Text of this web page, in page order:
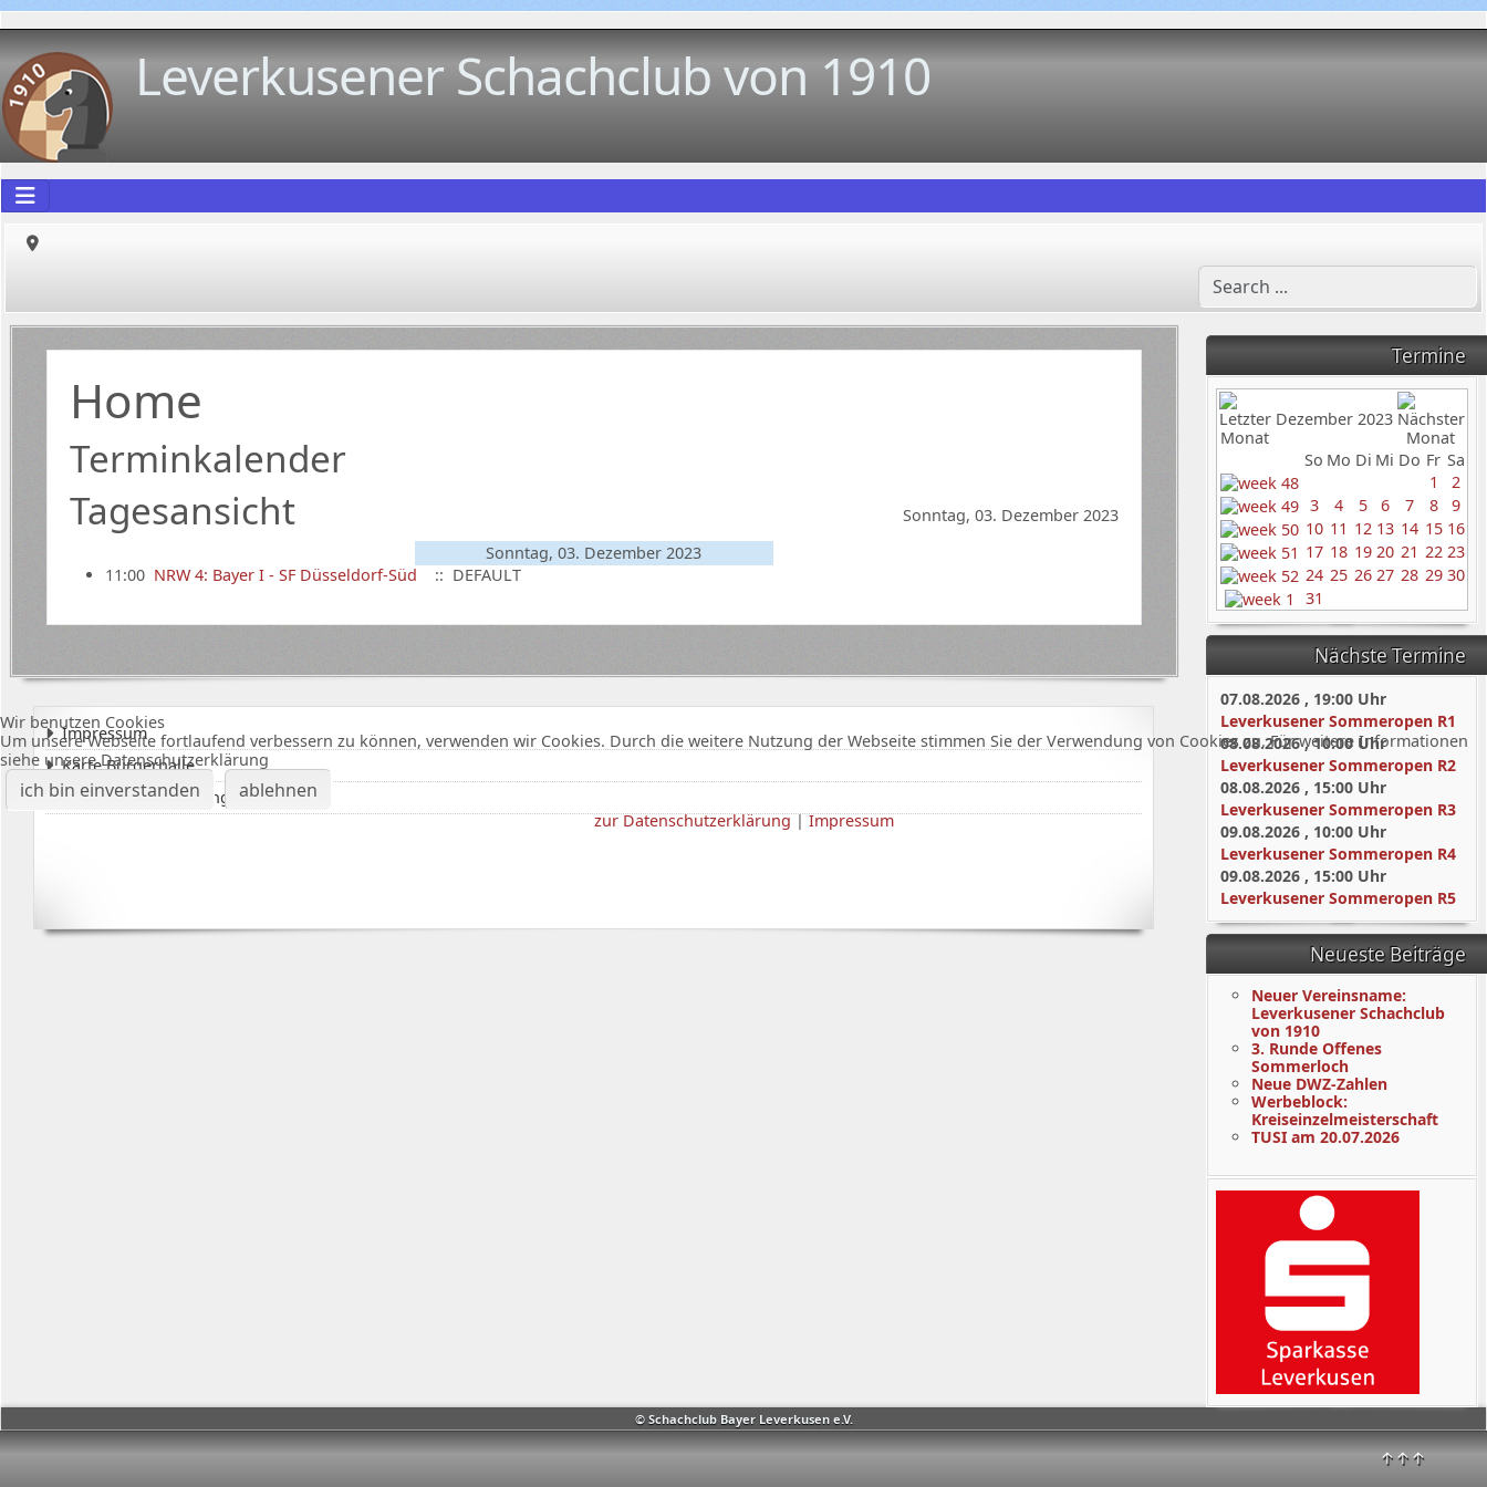
Leverkusener Schachclub von 1910
© Schachclub Bayer Leverkusen e.V.
↑↑↑
Termine
Dezember 2023
So Mo Di Mi Do Fr Sa
1
2
3
4 5 6 7 8
9
10 11 12 13 14 15 16
17 18 19 20 21 22 23
24 25 26 27 28 29 30
31
Nächste Termine
07.08.2026, 19:00Uhr
Leverkusener Sommeropen R1
08.08.2026,10:00Uhr
Leverkusener Sommeropen R2
08.08.2026, 15:00Uhr
Leverkusener Sommeropen R3
09.08.2026, 10:00Uhr
Leverkusener Sommeropen R4
09.08.2026, 15:00Uhr
Leverkusener Sommeropen R5
Neueste Beiträge
Neuer Vereinsname:
Leverkusener Schachclub
von 1910
3. Runde Offenes
Sommerloch
Neue DWZ-Zahlen
Werbeblock:
Kreiseinzelmeisterschaft
TUSI am 20.07.2026
Home
Terminkalender
Tagesansicht
Sonntag, 03. Dezember 2023
Sonntag, 03. Dezember 2023
11:00 NRW 4: Bayer I - SF Düsseldorf-Süd :: DEFAULT
Impressum
Karte Bürgerhalle
Datenschutzerklärung
Wir benutzen Cookies
Um unsere Webseite fortlaufend verbessern zu können, verwenden wir Cookies. Durch die weitere Nutzung der Webseite stimmen Sie der Verwendung von Cookies zu. Für weitere Informationen
siehe unsere Datenschutzerklärung
ich bin einverstanden ablehnen
zur Datenschutzerklärung|Impressum